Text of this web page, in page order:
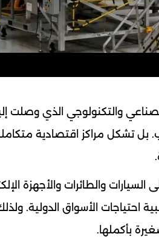
والتكنولوجي الذي وصلت
بل تشكل مراكز اقتصادية
السيارات والطائرات والأجهزة
احتياجات الأسواق الدولية.
بأكملها.